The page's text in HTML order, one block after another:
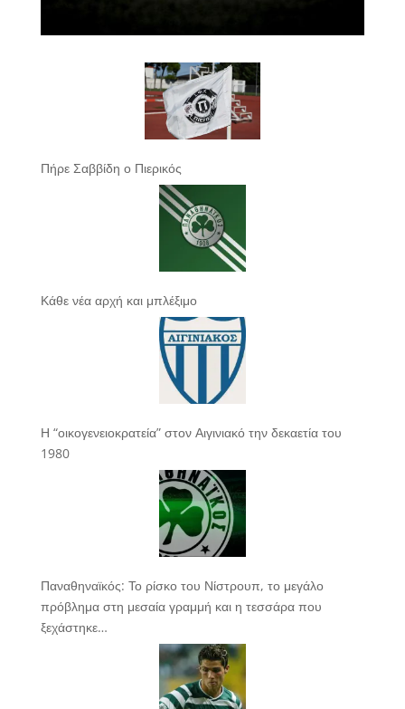
Πήρε Σαββίδη ο Πιερικός
Κάθε νέα αρχή και μπλέξιμο
Η “οικογενειοκρατεία” στον Αιγινιακό την δεκαετία του
1980
Παναθηναϊκός: Το ρίσκο του Νίστρουπ, το μεγάλο
πρόβλημα στη μεσαία γραμμή και η τεσσάρα που
ξεχάστηκε…